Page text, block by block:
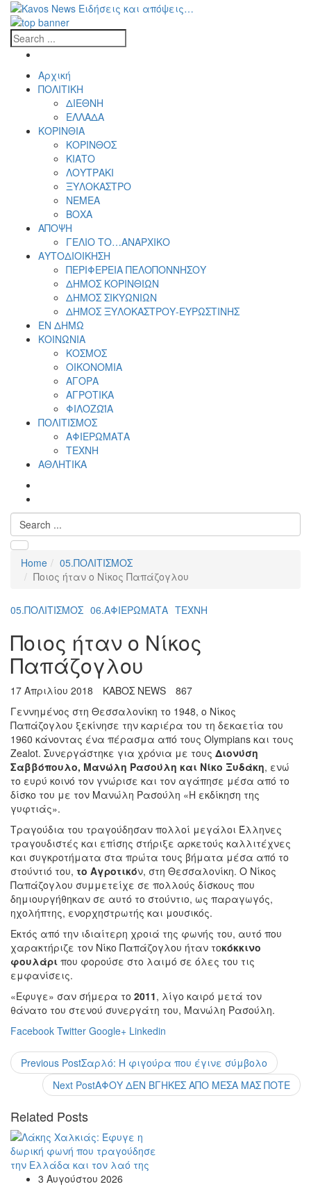
Αρχική
ΠΟΛΙΤΙΚΗ
ΔΙΕΘΝΗ
ΕΛΛΑΔΑ
ΚΟΡΙΝΘΙΑ
ΚΟΡΙΝΘΟΣ
ΚΙΑΤΟ
ΛΟΥΤΡΑΚΙ
ΞΥΛΟΚΑΣΤΡΟ
ΝΕΜΕΑ
ΒΟΧΑ
ΑΠΟΨΗ
ΓΕΛΙΟ ΤΟ…ΑΝΑΡΧΙΚΟ
ΑΥΤΟΔΙΟΙΚΗΣΗ
ΠΕΡΙΦΕΡΕΙΑ ΠΕΛΟΠΟΝΝΗΣΟΥ
ΔΗΜΟΣ ΚΟΡΙΝΘΙΩΝ
ΔΗΜΟΣ ΣΙΚΥΩΝΙΩΝ
ΔΗΜΟΣ ΞΥΛΟΚΑΣΤΡΟΥ-ΕΥΡΩΣΤΙΝΗΣ
ΕΝ ΔΗΜΩ
ΚΟΙΝΩΝΙΑ
ΚΟΣΜΟΣ
ΟΙΚΟΝΟΜΙΑ
ΑΓΟΡΑ
ΑΓΡΟΤΙΚΑ
ΦΙΛΟΖΩΪΑ
ΠΟΛΙΤΙΣΜΟΣ
ΑΦΙΕΡΩΜΑΤΑ
ΤΕΧΝΗ
ΑΘΛΗΤΙΚΑ
Home
05.ΠΟΛΙΤΙΣΜΟΣ
Ποιος ήταν ο Νίκος Παπάζογλου
05.ΠΟΛΙΤΙΣΜΟΣ 06.ΑΦΙΕΡΩΜΑΤΑ ΤΕΧΝΗ
Ποιος ήταν ο Νίκος
Παπάζογλου
17 Απριλίου 2018 ΚΑΒΟΣ NEWS
867
Γεννημένος στη Θεσσαλονίκη το 1948, ο Νίκος
Παπάζογλου ξεκίνησε την καριέρα του τη δεκαετία του
1960 κάνοντας ένα πέρασμα από τους Olympians και τους
Zealot. Συνεργάστηκε για χρόνια με τους Διονύση
Σαββόπουλο, Μανώλη Ρασούλη και Νίκο Ξυδάκη, ενώ
το ευρύ κοινό τον γνώρισε και τον αγάπησε μέσα από το
δίσκο του με τον Μανώλη Ρασούλη «Η εκδίκηση της
γυφτιάς».
Τραγούδια του τραγούδησαν πολλοί μεγάλοι Έλληνες
τραγουδιστές και επίσης στήριξε αρκετούς καλλιτέχνες
και συγκροτήματα στα πρώτα τους βήματα μέσα από το
στούντιό του, το Αγροτικόν, στη Θεσσαλονίκη. Ο Νίκος
Παπάζογλου συμμετείχε σε πολλούς δίσκους που
δημιουργήθηκαν σε αυτό το στούντιο, ως παραγωγός,
ηχολήπτης, ενορχηστρωτής και μουσικός.
Εκτός από την ιδιαίτερη χροιά της φωνής του, αυτό που
χαρακτήριζε τον Νίκο Παπάζογλου ήταν τοκόκκινο
φουλάρι που φορούσε στο λαιμό σε όλες του τις
εμφανίσεις.
«Εφυγε» σαν σήμερα το 2011, λίγο καιρό μετά τον
θάνατο του στενού συνεργάτη του, Μανώλη Ρασούλη.
Facebook Twitter Google+ Linkedin
Previous PostΣαρλό: Η φιγούρα που έγινε σύμβολο
Next PostΑΦΟΥ ΔΕΝ ΒΓΗΚΕΣ ΑΠΟ ΜΕΣΑ ΜΑΣ ΠΟΤΕ
Related Posts
3 Αυγούστου 2026